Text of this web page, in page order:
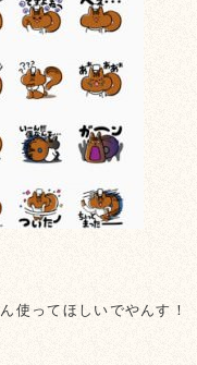
使ってほしいでやんす！